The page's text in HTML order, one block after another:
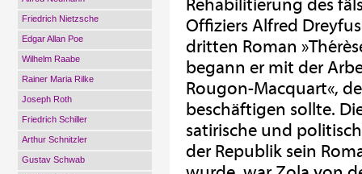
Friedrich Nietzsche
Edgar Allan Poe
Wilhelm Raabe
Rainer Maria Rilke
Joseph Roth
Friedrich Schiller
Arthur Schnitzler
Gustav Schwab
Rehabilitierung des
Offiziers Alfred
dritten Roman
begann er mit der
Rougon-Macquart«,
beschäftigen sollte.
satirische und
der Republik sein